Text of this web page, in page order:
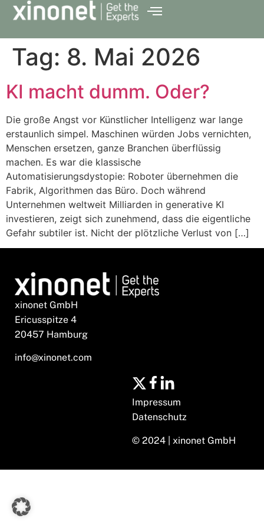
Tag: 8. Mai 2026
KI macht dumm. Oder?
Die große Angst vor Künstlicher Intelligenz war lange
erstaunlich simpel. Maschinen würden Jobs vernichten,
Menschen ersetzen, ganze Branchen überflüssig
machen. Es war die klassische
Automatisierungsdystopie: Roboter übernehmen die
Fabrik, Algorithmen das Büro. Doch während
Unternehmen weltweit Milliarden in generative KI
investieren, zeigt sich zunehmend, dass die eigentliche
Gefahr subtiler ist. Nicht der plötzliche Verlust von […]
xinonet GmbH
Ericusspitze 4
20457 Hamburg
info@xinonet.com
Impressum
Datenschutz
© 2024 | xinonet GmbH